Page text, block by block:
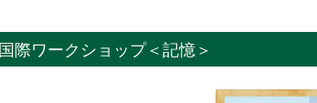
ワークショップ＜記憶＞